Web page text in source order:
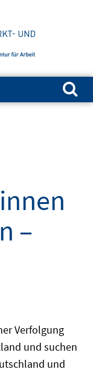
Suchen nach:
–
Verfolgung
und suchen
und